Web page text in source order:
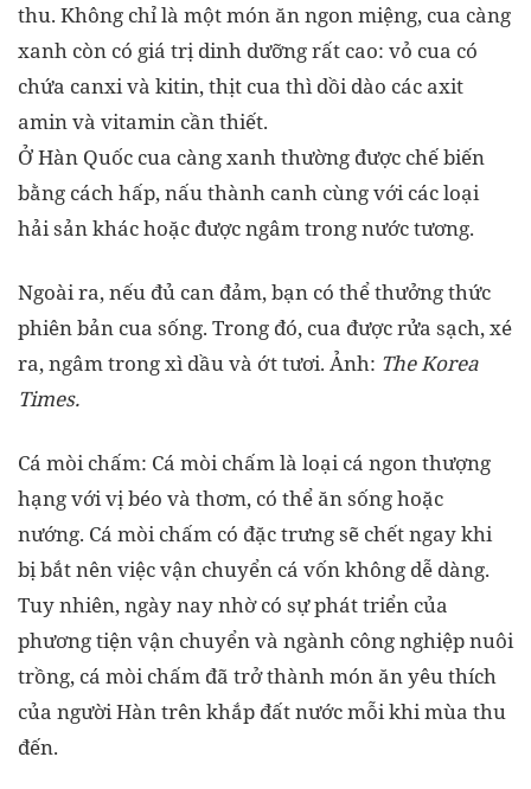
thu. Không chỉ là một món ăn ngon miệng, cua càng
xanh còn có giá trị dinh dưỡng rất cao: vỏ cua có
chứa canxi và kitin, thịt cua thì dồi dào các axit
amin và vitamin cần thiết.
Ở Hàn Quốc cua càng xanh thường được chế biến
bằng cách hấp, nấu thành canh cùng với các loại
hải sản khác hoặc được ngâm trong nước tương.
Ngoài ra, nếu đủ can đảm, bạn có thể thưởng thức
phiên bản cua sống. Trong đó, cua được rửa sạch, xé
ra, ngâm trong xì dầu và ớt tươi. Ảnh: The Korea
Times.
Cá mòi chấm: Cá mòi chấm là loại cá ngon thượng
hạng với vị béo và thơm, có thể ăn sống hoặc
nướng. Cá mòi chấm có đặc trưng sẽ chết ngay khi
bị bắt nên việc vận chuyển cá vốn không dễ dàng.
Tuy nhiên, ngày nay nhờ có sự phát triển của
phương tiện vận chuyển và ngành công nghiệp nuôi
trồng, cá mòi chấm đã trở thành món ăn yêu thích
của người Hàn trên khắp đất nước mỗi khi mùa thu
đến.